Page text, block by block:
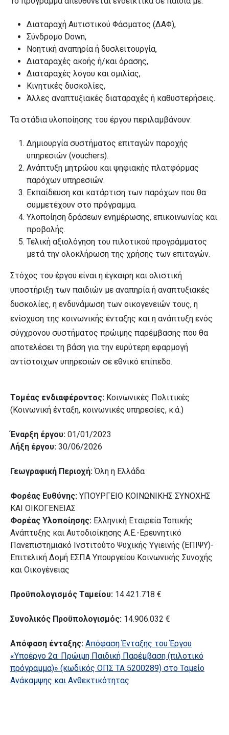
Διαταραχή Αυτιστικού Φάσματος (ΔΑΦ),
Σύνδρομο Down,
Νοητική αναπηρία ή δυσλειτουργία,
Διαταραχές ακοής ή/και όρασης,
Διαταραχές λόγου και ομιλίας,
Κινητικές δυσκολίες,
Άλλες αναπτυξιακές διαταραχές ή καθυστερήσεις.
Τα στάδια υλοποίησης του έργου περιλαμβάνουν:
Δημιουργία συστήματος επιταγών παροχής
υπηρεσιών (vouchers).
Ανάπτυξη μητρώου και ψηφιακής πλατφόρμας
παρόχων υπηρεσιών.
Εκπαίδευση και κατάρτιση των παρόχων που θα
συμμετέχουν στο πρόγραμμα.
Υλοποίηση δράσεων ενημέρωσης, επικοινωνίας και
προβολής.
Τελική αξιολόγηση του πιλοτικού προγράμματος
μετά την ολοκλήρωση της χρήσης των επιταγών.
Στόχος του έργου είναι η έγκαιρη και ολιστική
υποστήριξη των παιδιών με αναπηρία ή αναπτυξιακές
δυσκολίες, η ενδυνάμωση των οικογενειών τους, η
ενίσχυση της κοινωνικής ένταξης και η ανάπτυξη ενός
σύγχρονου συστήματος πρώιμης παρέμβασης που θα
αποτελέσει τη βάση για την ευρύτερη εφαρμογή
αντίστοιχων υπηρεσιών σε εθνικό επίπεδο.
Τομέας ενδιαφέροντος: Κοινωνικές Πολιτικές
(Κοινωνική ένταξη, κοινωνικές υπηρεσίες, κ.ά.)
Έναρξη έργου: 01/01/2023
Λήξη έργου: 30/06/2026
Γεωγραφική Περιοχή:Όλη η Ελλάδα
Φορέας Ευθύνης: ΥΠΟΥΡΓΕΙΟ ΚΟΙΝΩΝΙΚΗΣ ΣΥΝΟΧΗΣ
ΚΑΙ ΟΙΚΟΓΕΝΕΙΑΣ
Φορέας Υλοποίησης: Ελληνική Εταιρεία Τοπικής
Ανάπτυξης και Aυτοδιοίκησης Α.Ε.-Ερευνητικό
Πανεπιστημιακό Ινστιτούτο Ψυχικής Υγιεινής (ΕΠΙΨΥ)-
Επιτελική Δομή ΕΣΠΑ Υπουργείου Κοινωνικής Συνοχής
και Οικογένειας
Προϋπολογισμός Ταμείου: 14.421.718 €
Συνολικός Προϋπολογισμός: 14.906.032 €
Απόφαση ένταξης: Απόφαση Ένταξης του Έργου
«Υποέργο 2α: Πρώιμη Παιδική Παρέμβαση (πιλοτικό
πρόγραμμα)» (κωδικός ΟΠΣ ΤΑ 5200289) στο Ταμείο
Ανάκαμψης και Ανθεκτικότητας